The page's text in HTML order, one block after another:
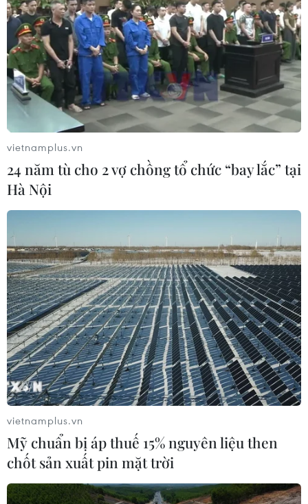
vietnamplus.vn
24 năm tù cho 2 vợ chồng tổ chức “bay lắc” tại
Hà Nội
vietnamplus.vn
Mỹ chuẩn bị áp thuế 15% nguyên liệu then
chốt sản xuất pin mặt trời